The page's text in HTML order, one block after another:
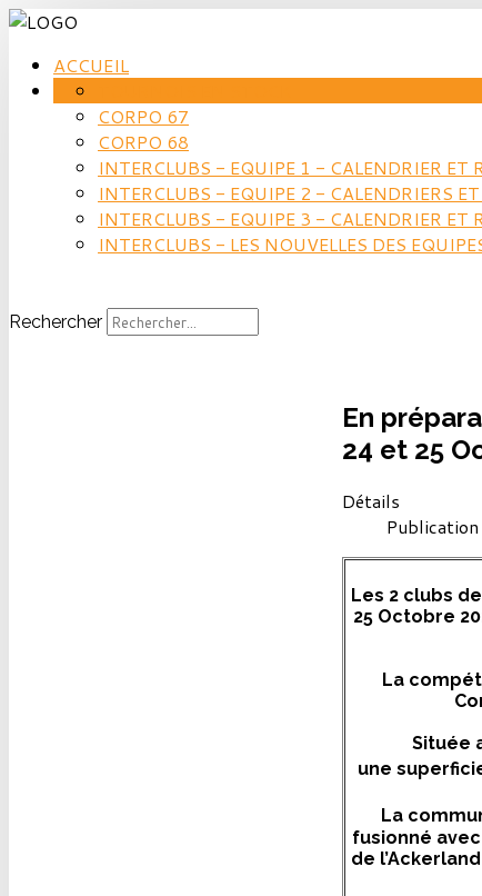
ACCUEIL
CORPO 67
CORPO 68
INTERCLUBS - EQUIPE 1 - CALENDRIER ET
INTERCLUBS - EQUIPE 2 - CALENDRIERS
INTERCLUBS - EQUIPE 3 - CALENDRIER ET
INTERCLUBS - LES NOUVELLES DES
Rechercher
En
24 et 25
Détails
Les 2 clubs
25 Octobre
La
Située
une
La
fusionné
de